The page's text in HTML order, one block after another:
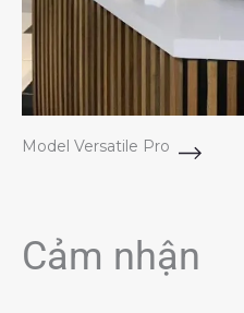
Model Versatile Pro
Cảm nhận